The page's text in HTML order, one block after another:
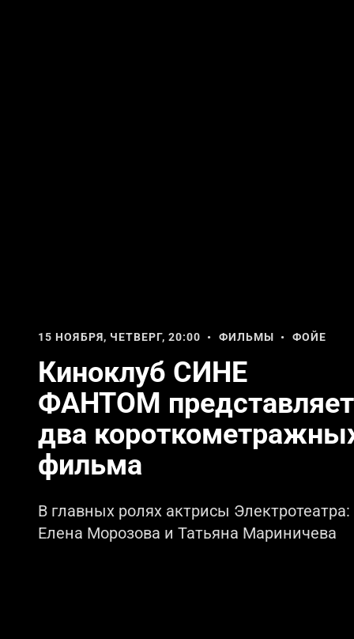
15 НОЯБРЯ, ЧЕТВЕРГ, 20:00 • ФИЛЬМЫ • ФОЙЕ
Киноклуб СИНЕ
ФАНТОМ
два
фильма
В главных ролях актрисы Электротеатра:
Елена Морозова и Татьяна Мариничева